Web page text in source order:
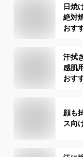
日焼
絶対
おす
汗拭
感肌
おす
顔も
ス向